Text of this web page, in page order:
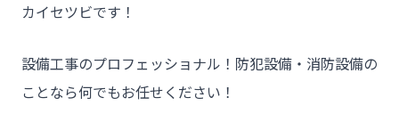
カイセツビです！
設備工事のプロフェッショナル！防犯設備・消防設備の
ことなら何でもお任せください！